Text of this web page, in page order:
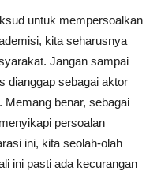
untuk mempersoalkan
kita seharusnya
Jangan sampai
dianggap sebagai aktor
benar, sebagai
persoalan
ini, kita seolah-olah
ini pasti ada kecurangan